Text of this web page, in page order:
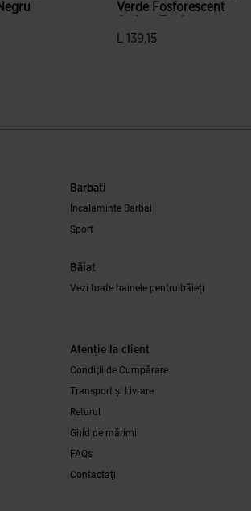
Verde Fosforescent
L 139,15
Barbati
Incalaminte Barbai
Sport
Băiat
Vezi toate hainele pentru băieți
Atenţie la client
Condiţii de Cumpărare
Transport și Livrare
Returul
Ghid de mărimi
FAQs
Contactaţi